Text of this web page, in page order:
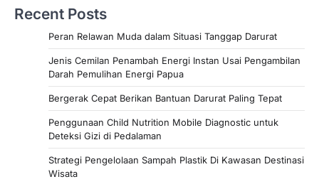
Recent Posts
Peran Relawan Muda dalam Situasi Tanggap Darurat
Jenis Cemilan Penambah Energi Instan Usai Pengambilan
Darah Pemulihan Energi Papua
Bergerak Cepat Berikan Bantuan Darurat Paling Tepat
Penggunaan Child Nutrition Mobile Diagnostic untuk
Deteksi Gizi di Pedalaman
Strategi Pengelolaan Sampah Plastik Di Kawasan Destinasi
Wisata